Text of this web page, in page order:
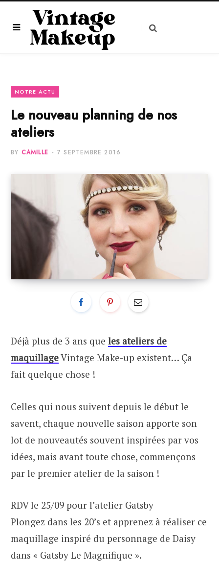
NOTRE ACTU
Le nouveau planning de nos
ateliers
BY CAMILLE 7 SEPTEMBRE 2016
Déjà plus de 3 ans que les ateliers de
maquillageVintage Make-up existent… Ça
fait quelque chose !
Celles qui nous suivent depuis le début le
savent, chaque nouvelle saison apporte son
lot de nouveautés souvent inspirées par vos
idées, mais avant toute chose, commençons
par le premier atelier de la saison !
RDV le 25/09 pour l’atelier Gatsby
Plongez dans les 20’s et apprenez à réaliser ce
maquillage inspiré du personnage de Daisy
dans « Gatsby Le Magnifique ».